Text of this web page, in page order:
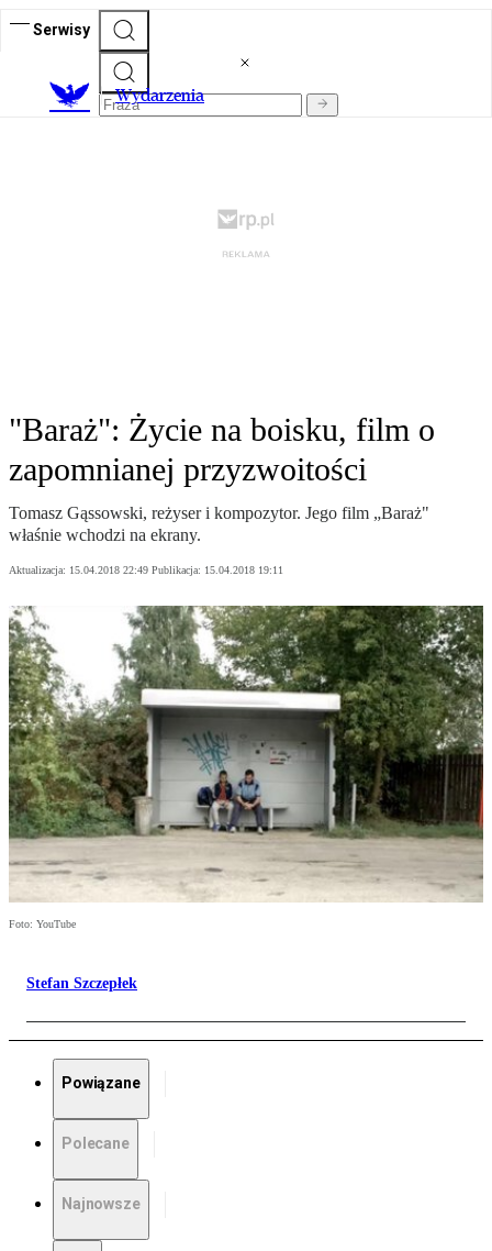
Serwisy
Wydarzenia
"Baraż": Życie na boisku, film o
zapomnianej przyzwoitości
Tomasz Gąssowski, reżyser i kompozytor. Jego film „Baraż"
właśnie wchodzi na ekrany.
Aktualizacja: 15.04.2018 22:49 Publikacja: 15.04.2018 19:11
Foto: YouTube
Stefan Szczepłek
Powiązane
Polecane
Najnowsze